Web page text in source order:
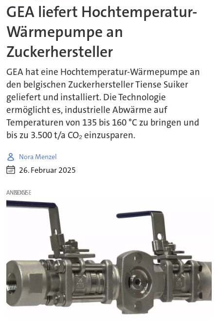
GEA liefert Hochtemperatur-
Wärmepumpe an
Zuckerhersteller
GEA hat eine Hochtemperatur-Wärmepumpe an
den belgischen Zuckerhersteller Tiense Suiker
geliefert und installiert. Die Technologie
ermöglicht es, industrielle Abwärme auf
Temperaturen von 135 bis 160 °C zu bringen und
bis zu 3.500 t/a CO₂ einzusparen.
Nora Menzel
26. Februar 2025
ANZEIGE